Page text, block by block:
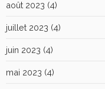
août 2023 (4)
juillet 2023 (4)
juin 2023 (4)
mai 2023 (4)